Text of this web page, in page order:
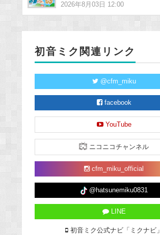
2026年8月03日 12:00
初音ミク関連リンク
@cfm_miku
facebook
YouTube
ニコニコチャンネル
cfm_miku_official
@hatsunemiku0831
LINE
初音ミク公式ナビ「ミクナビ」